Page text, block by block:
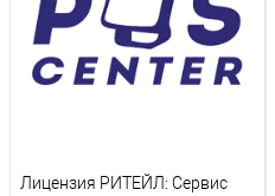
Лицензия РИТЕЙЛ: Сервис